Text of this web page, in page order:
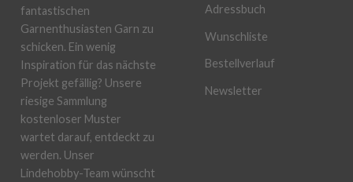
fantastischen
Garnenthusiasten Garn zu
schicken. Ein wenig
Inspiration für das nächste
Projekt gefällig? Unsere
riesige Sammlung
kostenloser Muster
wartet darauf, entdeckt zu
werden. Unser
Lindehobby-Team wünscht
Adressbuch
Wunschliste
Bestellverlauf
Newsletter